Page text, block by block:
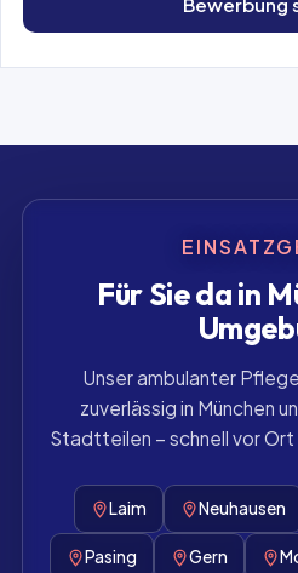
Für Sie da in
Unser ambulanter
zuverlässig in München
Stadtteilen – schnell vor Ort
Laim Neuhausen
Pasing Gern